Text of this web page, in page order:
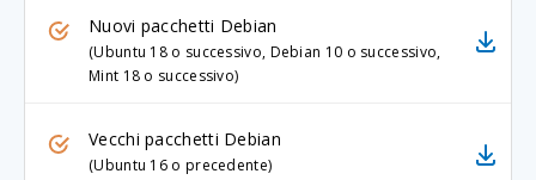
Nuovi pacchetti Debian
(Ubuntu 18 o successivo, Debian 10 o successivo,
Mint 18 o successivo)
Vecchi pacchetti Debian
(Ubuntu 16 o precedente)